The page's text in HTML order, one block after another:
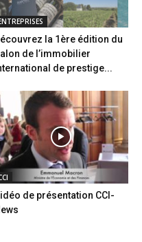
la 1ère édition du
de l’immobilier
de prestige...
de présentation CCI-